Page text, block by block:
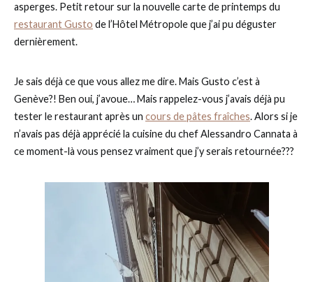
asperges. Petit retour sur la nouvelle carte de printemps du
restaurant Gusto de l’Hôtel Métropole que j’ai pu déguster
dernièrement.
Je sais déjà ce que vous allez me dire. Mais Gusto c’est à
Genève?! Ben oui, j’avoue… Mais rappelez-vous j’avais déjà pu
tester le restaurant après un cours de pâtes fraîches. Alors si je
n’avais pas déjà apprécié la cuisine du chef Alessandro Cannata à
ce moment-là vous pensez vraiment que j’y serais retournée???